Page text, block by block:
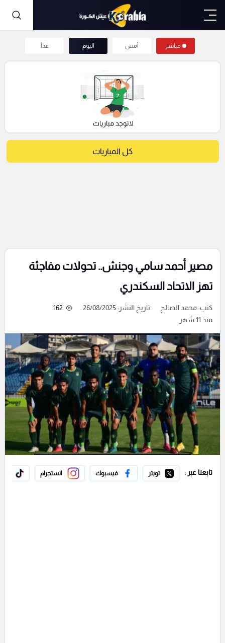
مباشر أمس اليوم غداً
كل المباريات
مصير أحمد سامي وجنش.. تحولات مفاجئة
تهز الاتحاد السكندري
كتب:محمد الصالح تاريخ النشر: 26/08/2025
162
منذ 11 شهر
تابعنا عبر : تويتر فيسبوك انستجرام